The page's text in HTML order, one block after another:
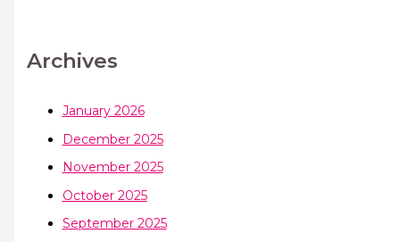
Archives
January 2026
December 2025
November 2025
October 2025
September 2025